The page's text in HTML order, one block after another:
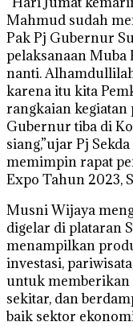
Mahmud sudah
Pak Pj Gubernur
pelaksanaan Muba
nanti.
karena itu kita
rangkaian
Gubernur tiba di
siang,”ujar Pj
memimpin rapat
Expo Tahun 2023,
Musni Wijaya
digelar di plataran
menampilkan
investasi,
untuk memberikan
sekitar, dan
baik sektor